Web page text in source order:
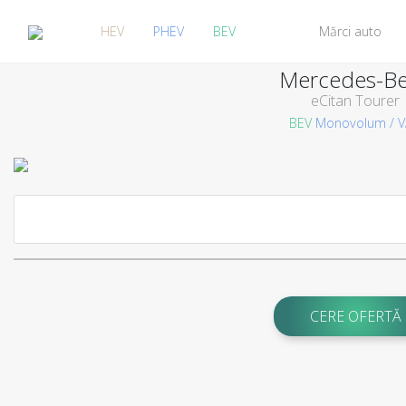
HEV PHEV BEV Mărci auto
Mercedes-
eCitan Tourer
BEV Monovolum /
CERE OFERTĂ